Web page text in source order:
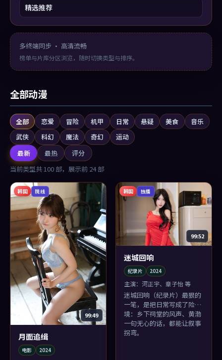
精选推荐
多终端同步 · 高清流畅
榜单与片库分区浏览，随时切换类型与排序。
全部动漫
全部 恋爱 冒险 机甲 日常 悬疑 美食
音乐
武侠
科幻 魔法 奇幻
运动
最新
最热
评分
当前类型共 100 部，展示前 24部
韩国 院线
99:49
月面追缉
电影 2024
韩国 独播
99:52
迷城回响
纪录片 2024
主演：河正宇、章子怡 等
迷城回响（纪录片）最狠的
一笔，是把日常写成了险
境：乡下祠堂的风声、黄渤
一句无心的话，都能让叙事
拐弯。